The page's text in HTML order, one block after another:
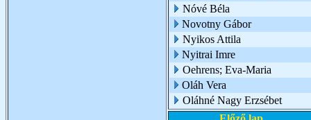
Nóvé Béla
Novotny Gábor
Nyikos Attila
Nyitrai Imre
Oehrens; Eva-Maria
Oláh Vera
Oláhné Nagy Erzsébet